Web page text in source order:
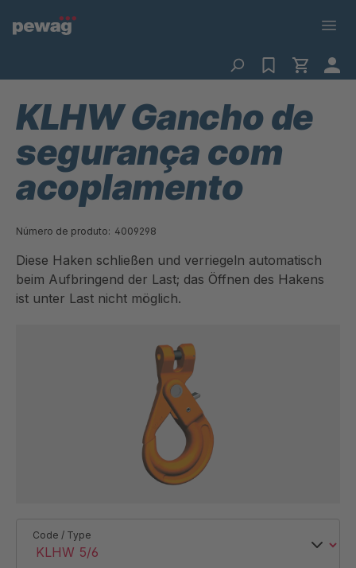
KLHW Gancho de
segurança com
acoplamento
Número de produto: 4009298
Diese Haken schließen und verriegeln automatisch
beim Aufbringend der Last; das Öffnen des Hakens
ist unter Last nicht möglich.
Code / Type